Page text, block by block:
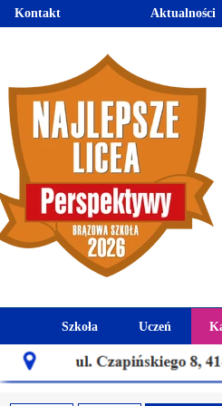
Szkoła
Historia szkoły
Uczeń
Kalendarz
Aktualności
Kontakt